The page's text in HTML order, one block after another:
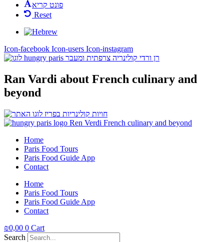
פונט קריא
Reset
Icon-facebook Icon-users Icon-instagram
Ran Vardi about French culinary and
beyond
Home
Paris Food Tours
Paris Food Guide App
Contact
Home
Paris Food Tours
Paris Food Guide App
Contact
₪0,00 0 Cart
Search